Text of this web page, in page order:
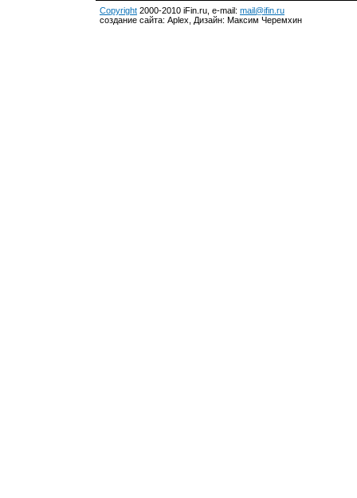
Copyright 2000-2010 iFin.ru, e-mail: mail@ifin.ru
создание сайта: Aplex, Дизайн: Максим Черемхин